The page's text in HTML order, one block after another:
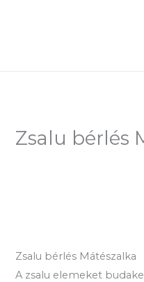
Zsalu bérlés
Zsalu bérlés Mátészalka
A zsalu elemeket